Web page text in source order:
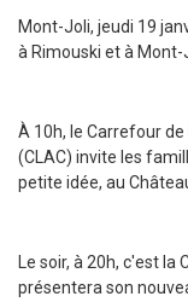
Mont-Joli, jeudi 19
à Rimouski et à Mont-
À 10h, le Carrefour
(CLAC) invite les
petite idée, au
Le soir, à 20h, c'est
présentera son